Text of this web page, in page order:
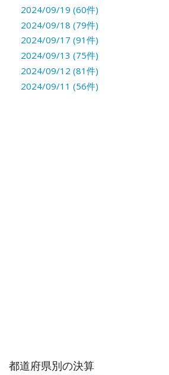
2024/09/19 (60件)
2024/09/18 (79件)
2024/09/17 (91件)
2024/09/13 (75件)
2024/09/12 (81件)
2024/09/11 (56件)
都道府県別の決算